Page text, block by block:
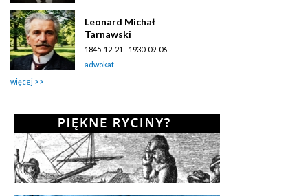
Leonard Michał
Tarnawski
1845-12-21 - 1930-09-06
adwokat
więcej